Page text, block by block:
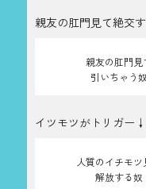
親友の肛門見て絶交
親友の肛門見
引いちゃう奴
イツモツがトリガー↓
人質のイチモツ
解放する奴